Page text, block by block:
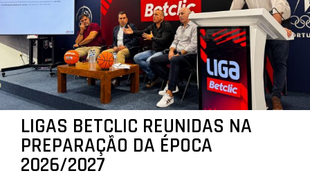
LIGAS BETCLIC REUNIDAS NA
PREPARAÇÃO DA ÉPOCA
2026/2027